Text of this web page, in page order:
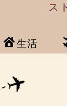
ス
生活